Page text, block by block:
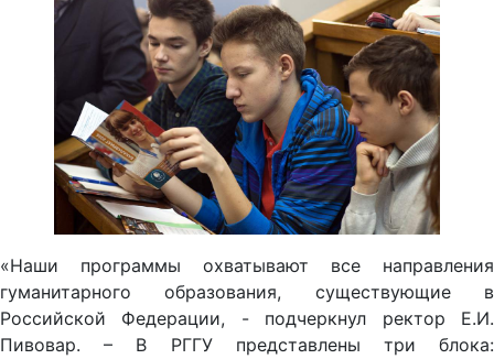
«Наши программы охватывают все направления
гуманитарного образования, существующие в
Российской Федерации, - подчеркнул ректор Е.И.
Пивовар. – В РГГУ представлены три блока: